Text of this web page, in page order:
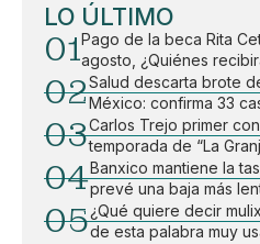
LO ÚLTIMO
01Pago de la beca Rita
agosto, ¿Quiénes
02Salud descarta brote
México: confirma 33
03Carlos Trejo primer
temporada de “La
04Banxico mantiene la
prevé una baja más
05¿Qué quiere decir
de esta palabra muy